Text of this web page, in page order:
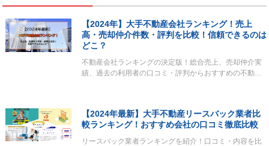
【2024年】大手不動産会社ランキング！売上
高・売却仲介件数・評判を比較！信頼できるのは
どこ？
不動産会社ランキングの決定版！総合売上、売却仲介実
績、過去の利用者の口コミ・評判からおすすめの不動…
【2024年最新】大手不動産リースバック業者比
較ランキング！おすすめ会社の口コミ徹底比較
リースバック業者ランキングを紹介！口コミ・内容を比